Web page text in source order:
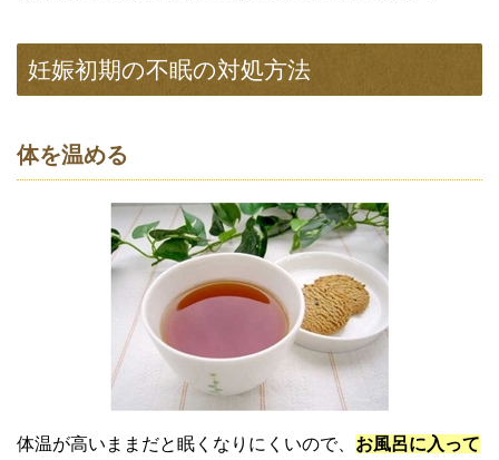
妊娠初期の不眠の対処方法
体を温める
体温が高いままだと眠くなりにくいので、 お風呂に入って